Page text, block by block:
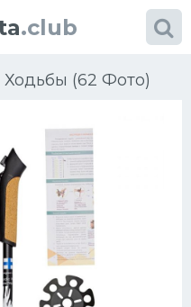
.club
(62 Фото)